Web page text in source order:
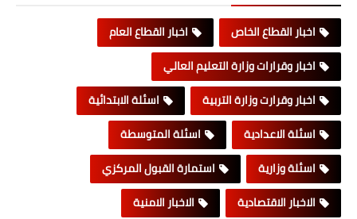
اخبار القطاع الخاص
اخبار القطاع العام
اخبار وقرارات وزارة التعليم العالي
اخبار وقرارت وزارة التربية
اسئلة الابتدائية
اسئلة الاعدادية
اسئلة المتوسطة
اسئلة وزارية
استمارة القبول المركزي
الاخبار الاقتصادية
الاخبار الامنية